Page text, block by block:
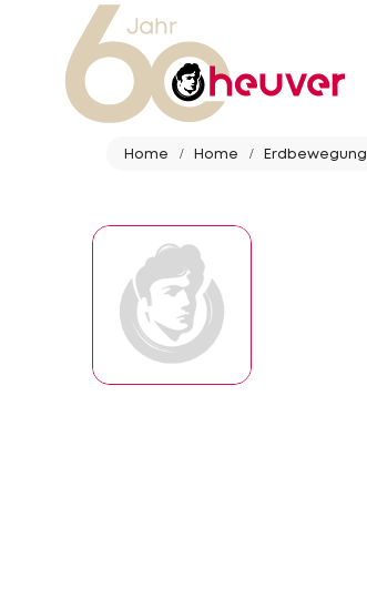
Home Home Erdbewegung